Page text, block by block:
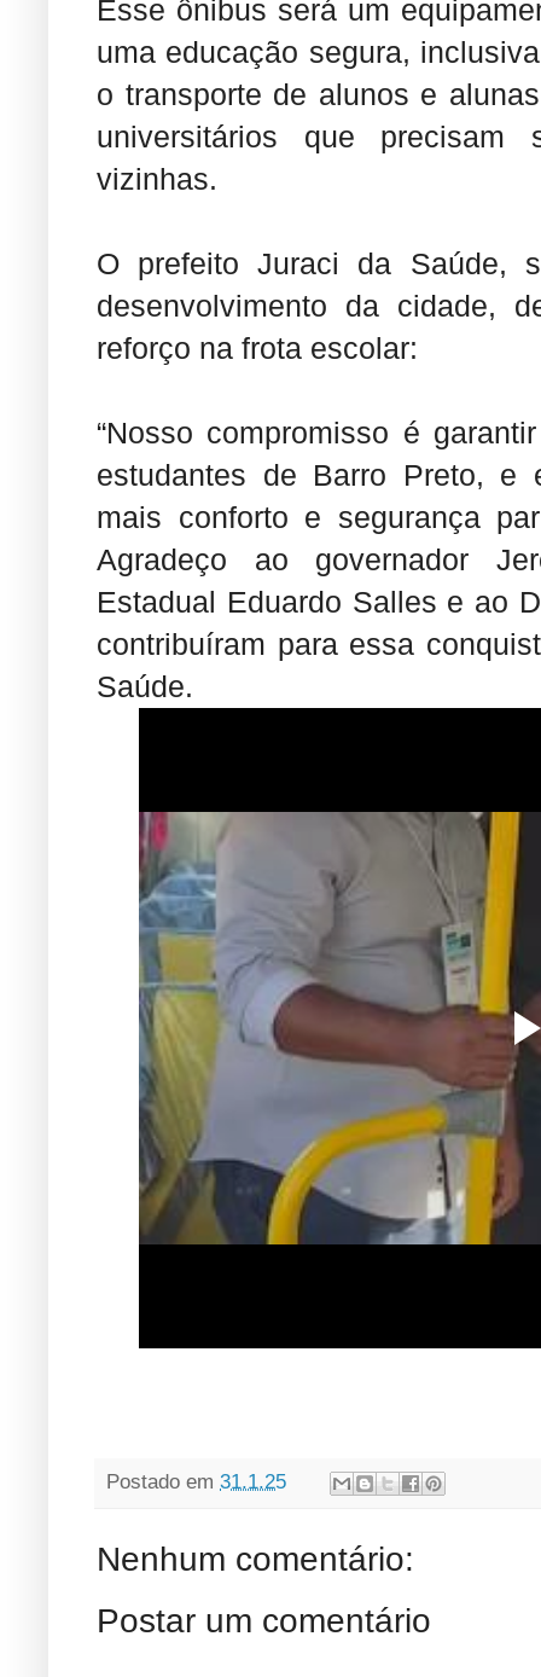
Esse ônibus será um
uma educação segura,
o transporte de alunos e
universitários que precisam
vizinhas.
O prefeito Juraci da Saúde,
desenvolvimento da cidade,
reforço na frota escolar:
“Nosso compromisso é
estudantes de Barro Preto, e
mais conforto e segurança
Agradeço ao governador
Estadual Eduardo Salles e ao
contribuíram para essa
Saúde.
Postado em 31.1.25
Nenhum comentário:
Postar um comentário